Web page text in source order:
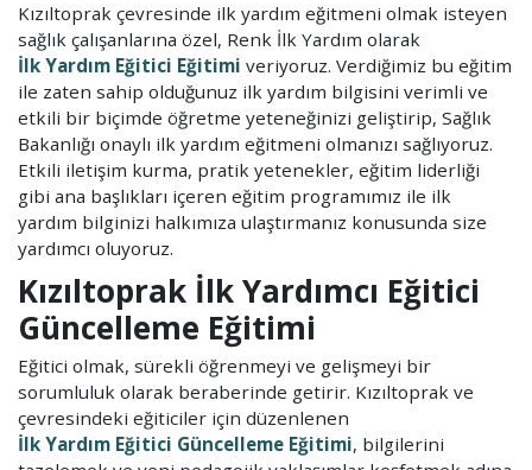
Kızıltoprak çevresinde ilk yardım eğitmeni olmak isteyen
sağlık çalışanlarına özel, Renk İlk Yardım olarak
İlk Yardım Eğitici Eğitimi veriyoruz. Verdiğimiz bu eğitim
ile zaten sahip olduğunuz ilk yardım bilgisini verimli ve
etkili bir biçimde öğretme yeteneğinizi geliştirip, Sağlık
Bakanlığı onaylı ilk yardım eğitmeni olmanızı sağlıyoruz.
Etkili iletişim kurma, pratik yetenekler, eğitim liderliği
gibi ana başlıkları içeren eğitim programımız ile ilk
yardım bilginizi halkımıza ulaştırmanız konusunda size
yardımcı oluyoruz.
Kızıltoprak İlk Yardımcı Eğitici
Güncelleme Eğitimi
Eğitici olmak, sürekli öğrenmeyi ve gelişmeyi bir
sorumluluk olarak beraberinde getirir. Kızıltoprak ve
çevresindeki eğiticiler için düzenlenen
İlk Yardım Eğitici Güncelleme Eğitimi, bilgilerini